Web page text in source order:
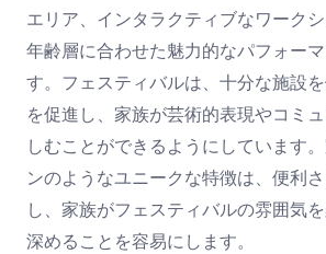
エリア、インタラクティブなワーク
年齢層に合わせた魅力的なパフォー
す。フェスティバルは、十分な施設
を促進し、家族が芸術的表現やコミ
しむことができるようにしています
ンのようなユニークな特徴は、便利
し、家族がフェスティバルの雰囲気
深めることを容易にします。